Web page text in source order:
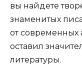
вы найдете
знаменитых
от современных
оставил
литературы.